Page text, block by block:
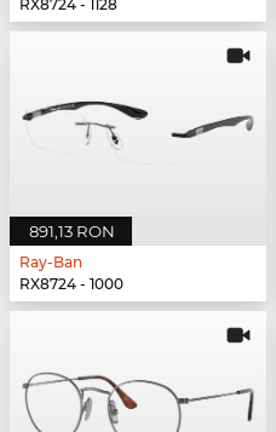
RX8724 - 1128
891,13 RON
Ray-Ban
RX8724 - 1000